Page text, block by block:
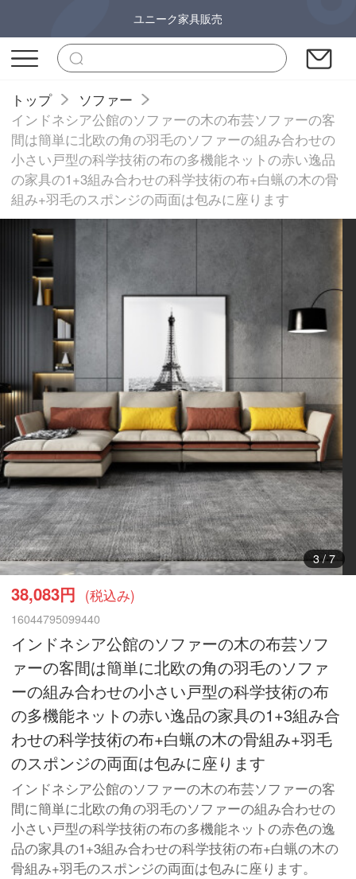
ユニーク家具販売
トップ
ソファー
インドネシア公館のソファーの木の布芸ソファーの客
間は簡単に北欧の角の羽毛のソファーの組み合わせの
小さい戸型の科学技術の布の多機能ネットの赤い逸品
の家具の1+3組み合わせの科学技術の布+白蝋の木の骨
組み+羽毛のスポンジの両面は包みに座ります
3/7
38,083円 (税込み)
16044795099440
インドネシア公館のソファーの木の布芸ソフ
ァーの客間は簡単に北欧の角の羽毛のソファ
ーの組み合わせの小さい戸型の科学技術の布
の多機能ネットの赤い逸品の家具の1+3組み合
わせの科学技術の布+白蝋の木の骨組み+羽毛
のスポンジの両面は包みに座ります
インドネシア公館のソファーの木の布芸ソファーの客
間に簡単に北欧の角の羽毛のソファーの組み合わせの
小さい戸型の科学技術の布の多機能ネットの赤色の逸
品の家具の1+3組み合わせの科学技術の布+白蝋の木の
骨組み+羽毛のスポンジの両面は包みに座ります。